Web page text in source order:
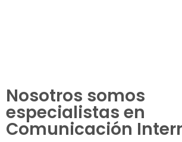
Nosotros somos
especialistas en
Comunicación